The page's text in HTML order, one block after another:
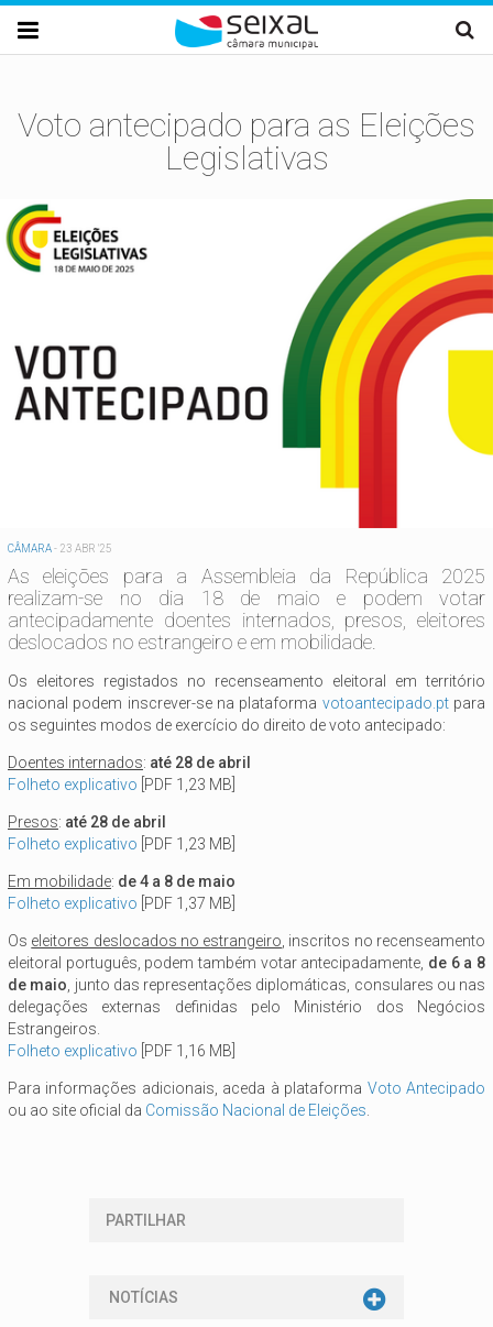
Passar para o conteúdo principal

Voto antecipado para as Eleições
Legislativas
CÂMARA- 23 ABR '25
As eleições para a Assembleia da República 2025
realizam-se no dia 18 de maio e podem votar
antecipadamente doentes internados, presos, eleitores
deslocados no estrangeiro e em mobilidade.
Os eleitores registados no recenseamento eleitoral em território
nacional podem inscrever-se na plataforma votoantecipado.ptpara
os seguintes modos de exercício do direito de voto antecipado:
Doentes internados: até 28 de abril
Folheto explicativo [PDF 1,23 MB]
Presos: até 28 de abril
Folheto explicativo [PDF 1,23 MB]
Em mobilidade: de 4 a 8 de maio
Folheto explicativo [PDF 1,37 MB]
Os eleitores deslocados no estrangeiro , inscritos no recenseamento
eleitoral português, podem também votar antecipadamente, de 6 a 8
de maio , junto das representações diplomáticas, consulares ou nas
delegações externas definidas pelo Ministério dos Negócios
Estrangeiros.
Folheto explicativo [PDF 1,16 MB]
Para informações adicionais, aceda à plataforma Voto Antecipado
ou ao site oficial da Comissão Nacional de Eleições
PARTILHAR
NOTÍCIAS